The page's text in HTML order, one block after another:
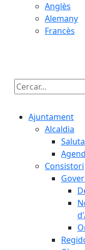
Anglès
Alemany
Francès
Cercar:
Ajuntament
Alcaldia
Consistori